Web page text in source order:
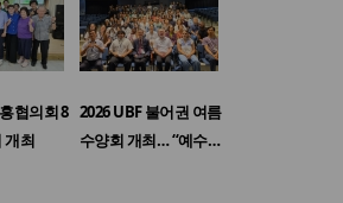
협의회 8
개최
2026 UBF 불어권 여름
수양회 개최… “예수…